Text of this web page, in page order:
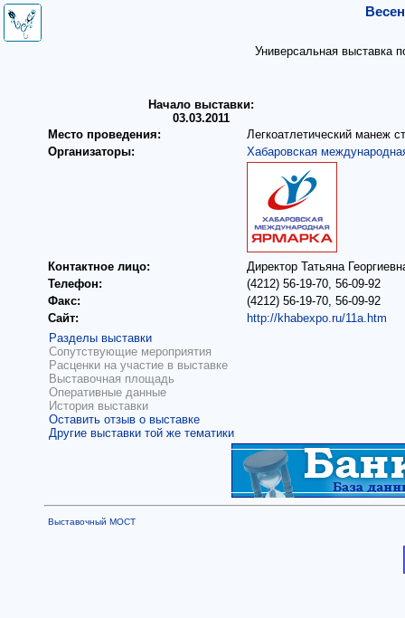
Универсальная выставка
Начало выставки:
03.03.2011
Место проведения:
Легкоатлетический манеж
Организаторы:
Хабаровская
Контактное лицо:
Директор Татьяна
Телефон:
(4212) 56-19-70, 56-09-92
Факс:
(4212) 56-19-70, 56-09-92
Сайт:
http://khabexpo.ru/11a.htm
Разделы выставки
Сопутствующие мероприятия
Расценки на участие в выставке
Выставочная площадь
Оперативные данные
История выставки
Оставить отзыв о выставке
Другие выставки той же тематики
Выставочный МОСТ